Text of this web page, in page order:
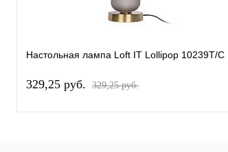
Настольная лампа Loft IT Lollipop 10239T/C
329,25 pуб. 329,25 pуб.